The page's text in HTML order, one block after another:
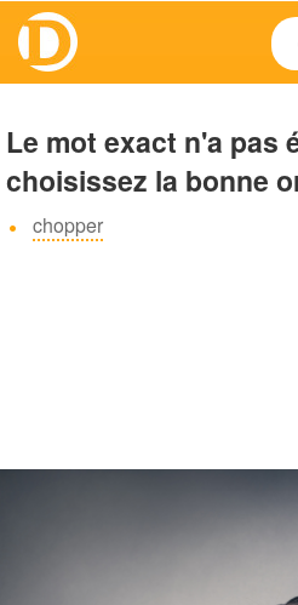
Le mot exact n'a pas
choisissez la bonne
chopper